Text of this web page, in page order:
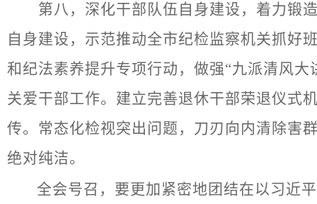
第八，深化干部队伍自身建设，着力锻造
自身建设，示范推动全市纪检监察机关抓好
和纪法素养提升专项行动，做强“九派清风
关爱干部工作。建立完善退休干部荣退仪式
传。常态化检视突出问题，刀刃向内清除害
绝对纯洁。
全会号召，要更加紧密地团结在以习近